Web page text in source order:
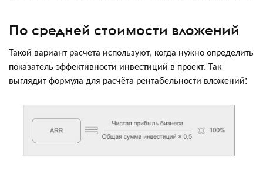
По средней стоимости вложений
Такой вариант расчета используют, когда нужно определить
показатель эффективности инвестиций в проект. Так
выглядит формула для расчёта рентабельности вложений: